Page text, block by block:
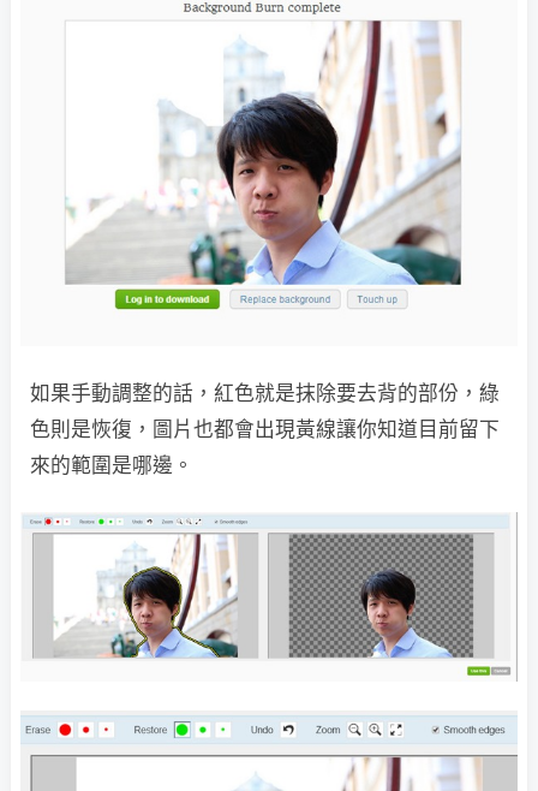
如果手動調整的話，紅色就是抹除要去背的部份，綠
色則是恢復，圖片也都會出現黃線讓你知道目前留下
來的範圍是哪邊。